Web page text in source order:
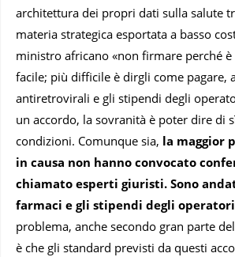
architettura dei propri dati sulla salute
materia strategica esportata a basso
ministro africano «non firmare perché
facile; più difficile è dirgli come pagare,
antiretrovirali e gli stipendi degli
un accordo, la sovranità è poter dire di
condizioni. Comunque sia, la maggior
in causa non hanno convocato
chiamato esperti giuristi. Sono
farmaci e gli stipendi degli
problema, anche secondo gran parte
è che gli standard previsti da questi